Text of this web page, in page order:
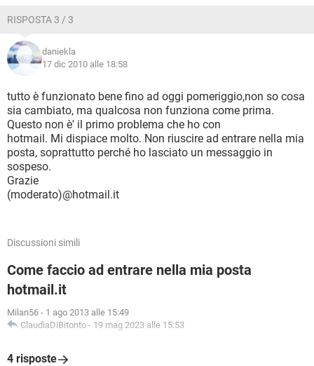
RISPOSTA 3 / 3
daniekla
17 dic 2010 alle 18:58
tutto è funzionato bene fino ad oggi pomeriggio,non so cosa
sia cambiato, ma qualcosa non funziona come prima.
Questo non è' il primo problema che ho con
hotmail. Mi dispiace molto. Non riuscire ad entrare nella mia
posta, soprattutto perché ho lasciato un messaggio in
sospeso.
Grazie
(moderato)@hotmail.it
Discussioni simili
Come faccio ad entrare nella mia posta
hotmail.it
Milan56 - 1 ago 2013 alle 15:49
ClaudiaDiBitonto - 19 mag 2023 alle 15:53
4 risposte